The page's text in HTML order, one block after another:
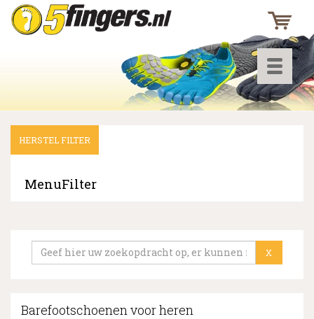
Toggle
▼
HERSTEL FILTER
MenuFilter
X
Barefootschoenen voor heren